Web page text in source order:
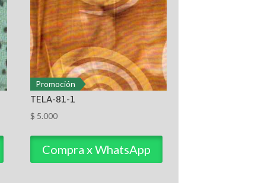
Promoción
TELA-81-1
$ 5.000
Compra x WhatsApp